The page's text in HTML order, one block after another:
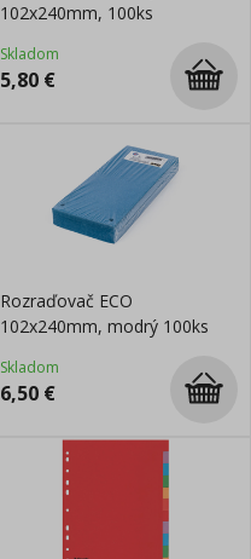
102x240mm, 100ks
Skladom
5,80 €
Rozraďovač ECO
102x240mm, modrý 100ks
Skladom
6,50 €